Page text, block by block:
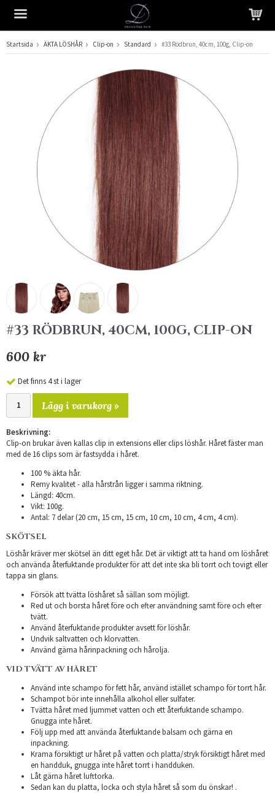
Produkten har blivit tillagd i varukorgen
Startsida ÄKTA LÖSHÅR Clip-on Standard #33 Rödbrun, 40cm, 100g, Clip-on
#33 RÖDBRUN, 40CM, 100G, CLIP-ON
600 kr
Det finns 4 st i lager
Lägg i varukorg »
Beskrivning:
Clip-on brukar även kallas clip in extensions eller clips löshår. Håret fäster man
med de 16 clips som är fastsydda i håret.
100 % äkta hår.
Remy kvalitet - alla hårstrån ligger i samma riktning.
Längd: 40cm.
Vikt: 100g.
Antal: 7 delar (20 cm, 15 cm, 15 cm, 10 cm, 10 cm, 4 cm, 4 cm).
SKÖTSEL
Löshår kräver mer skötsel än ditt eget hår. Det är viktigt att ta hand om löshåret
och använda återfuktande produkter för att det inte ska bli torrt och tovigt eller
tappa sin glans.
Försök att tvätta löshåret så sällan som möjligt.
Red ut och borsta håret före och efter användning samt före och efter
tvätt.
Använd återfuktande produkter avsett för löshår.
Undvik saltvatten och klorvatten.
Använd gärna hårinpackning och hårolja.
VID TVÄTT AV HÅRET
Använd inte schampo för fett hår, använd istället schampo för torrt hår.
Schampot bör inte innehålla alkohol eller sulfater.
Tvätta håret med ljummet vatten och ett återfuktande schampo.
Gnugga inte håret.
Följ upp med att använda återfuktande balsam och gärna en
inpackning.
Krama försiktigt ur håret på vatten och platta/stryk försiktigt håret med
en handduk, gnugga inte håret torrt i handduken.
Låt gärna håret lufttorka.
Sedan kan du platta, locka och styla håret så som du önskar! .